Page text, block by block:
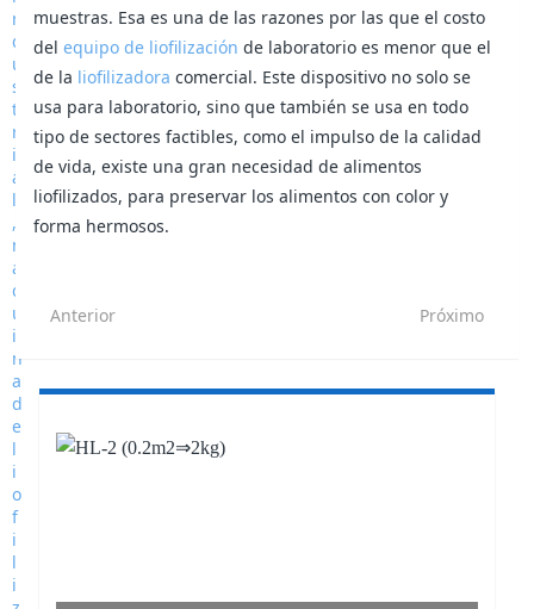
muestras. Esa es una de las razones por las que el costo
delequipo de liofilización de laboratorio es menor que el
de la liofilizadora comercial. Este dispositivo no solo se
usa para laboratorio, sino que también se usa en todo
tipo de sectores factibles, como el impulso de la calidad
de vida, existe una gran necesidad de alimentos
liofilizados, para preservar los alimentos con color y
forma hermosos.
Anterior Próximo